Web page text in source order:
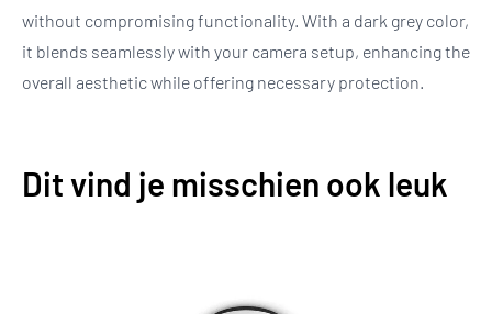
without compromising functionality. With a dark grey color,
it blends seamlessly with your camera setup, enhancing the
overall aesthetic while offering necessary protection.
Dit vind je misschien ook leuk